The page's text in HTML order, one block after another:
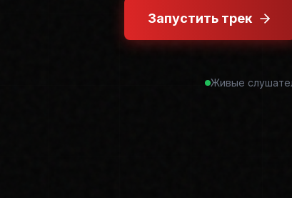
Запустить трек
Живые